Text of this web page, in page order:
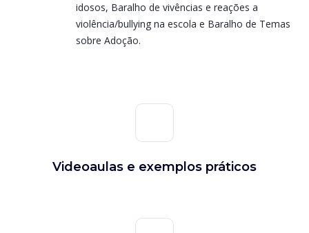
idosos, Baralho de vivências e reações a
violência/bullying na escola e Baralho de Temas
sobre Adoção.
Videoaulas e exemplos práticos